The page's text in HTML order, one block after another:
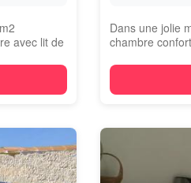
avec lit de
Dans une jolie
chambre